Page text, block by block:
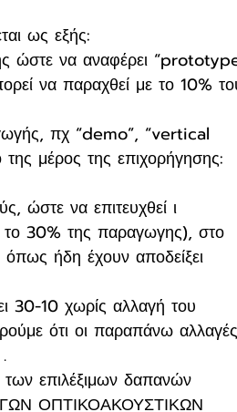
ως εξής:
ώστε να αναφέρει
να παραχθεί με το 10%
πχ “demo”, “vertical
μέρος της επιχορήγησης:
ώστε να επιτευχθεί ι
30% της παραγωγης), στο
όπως ήδη έχουν αποδείξει
30-10 χωρίς αλλαγή του
ότι οι παραπάνω
επιλέξιμων δαπανών
ΟΠΤΙΚΟΑΚΟΥΣΤΙΚΩΝ